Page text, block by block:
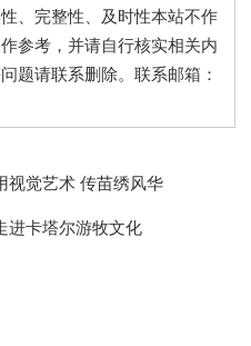
、完整性、及时性本站不作
参考，并请自行核实相关内
题请联系删除。联系邮箱：
觉艺术 传苗绣风华
进卡塔尔游牧文化